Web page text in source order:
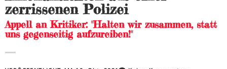
zerrissenen Polizei
Appell an Kritiker: "Halten wir zusammen, statt
uns gegenseitig aufzureiben!"